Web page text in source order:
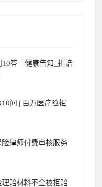
答｜健康告知_拒赔
问 | 百万医疗险拒
律师付费审核服务
理赔材料不全被拒赔